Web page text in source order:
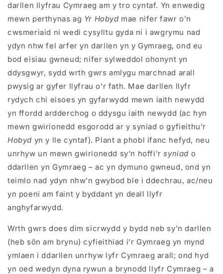
darllen llyfrau Cymraeg am y tro cyntaf. Yn enwedig
mewn perthynas ag Yr Hobyd mae nifer fawr o’n
cwsmeriaid ni wedi cysylltu gyda ni i awgrymu nad
ydyn nhw fel arfer yn darllen yn y Gymraeg, ond eu
bod eisiau gwneud; nifer sylweddol ohonynt yn
ddysgwyr, sydd wrth gwrs amlygu marchnad arall
pwysig ar gyfer llyfrau o’r fath. Mae darllen llyfr
rydych chi eisoes yn gyfarwydd mewn iaith newydd
yn ffordd ardderchog o ddysgu iaith newydd (ac hyn
mewn gwirionedd esgorodd ar y syniad o gyfieithu’r
Hobyd yn y lle cyntaf). Plant a phobl ifanc hefyd, neu
unrhyw un mewn gwirionedd sy’n hoffi’rsyniad o
ddarllen yn Gymraeg – ac yn dymuno gwneud, ond yn
teimlo nad ydyn nhw’n gwybod ble i ddechrau, ac/neu
yn poeni am faint y byddant yn deall llyfr
anghyfarwydd.
Wrth gwrs does dim sicrwydd y bydd neb sy’n darllen
(heb sôn am brynu) cyfieithiad i’r Gymraeg yn mynd
ymlaen i ddarllen unrhyw lyfr Cymraeg arall; ond hyd
yn oed wedyn dyna rywun a brynodd llyfr Cymraeg – a